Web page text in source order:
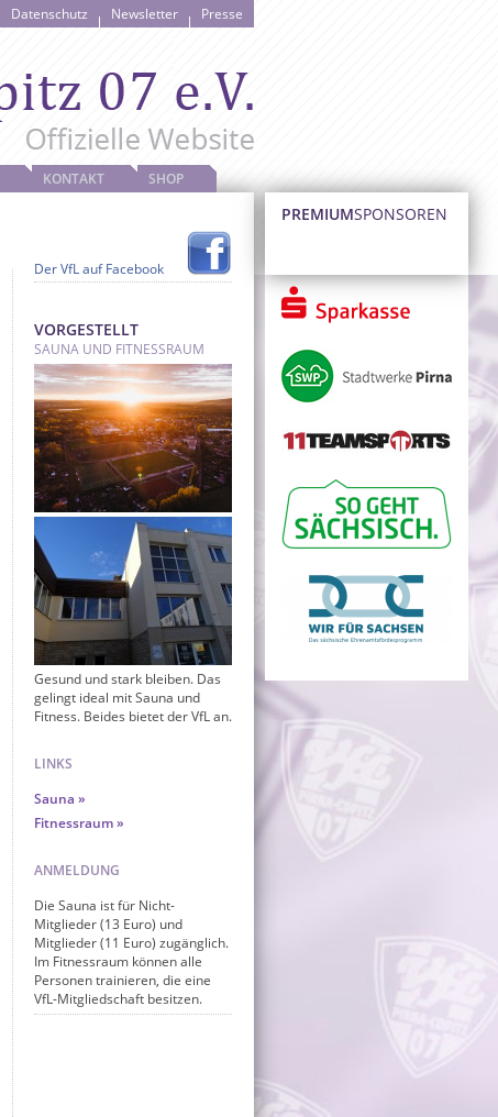
Datenschutz Newsletter Presse
KONTAKT SHOP
Der VfL auf Facebook
PREMIUMSPONSOREN
VORGESTELLT
SAUNA UND FITNESSRAUM
Gesund und stark bleiben. Das
gelingt ideal mit Sauna und
Fitness. Beides bietet der VfL an.
LINKS
Sauna
Fitnessraum
ANMELDUNG
Die Sauna ist für Nicht-
Mitglieder (13 Euro) und
Mitglieder (11 Euro) zugänglich.
Im Fitnessraum können alle
Personen trainieren, die eine
VfL-Mitgliedschaft besitzen.